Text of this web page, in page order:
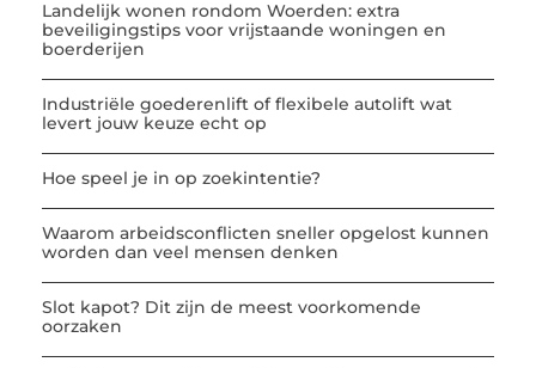
Landelijk wonen rondom Woerden: extra
beveiligingstips voor vrijstaande woningen en
boerderijen
Industriële goederenlift of flexibele autolift wat
levert jouw keuze echt op
Hoe speel je in op zoekintentie?
Waarom arbeidsconflicten sneller opgelost kunnen
worden dan veel mensen denken
Slot kapot? Dit zijn de meest voorkomende
oorzaken